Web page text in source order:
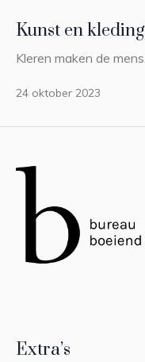
Kunst en kleding
Kleren maken de mens.
24 oktober 2023
Extra’s